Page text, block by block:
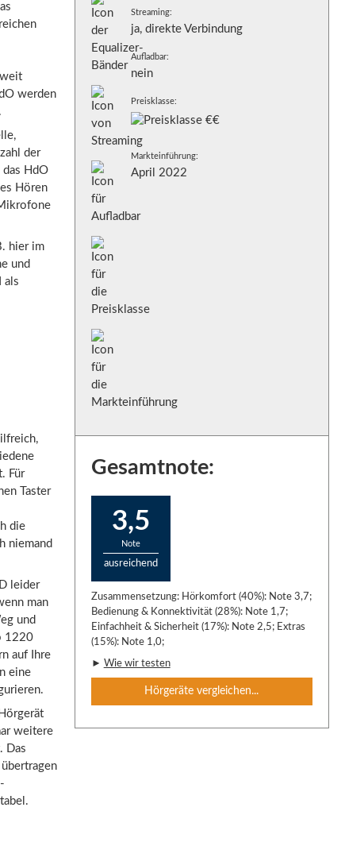
werden
der
HdO
Hören
hier im
und
als
Für
Taster
die
niemand
leider
man
und
1220
auf Ihre
eine
weitere
Das
Streaming:
ja, direkte Verbindung
Aufladbar:
nein
Preisklasse:
Markteinführung:
April 2022
Gesamtnote:
3,5
Note
ausreichend
Zusammensetzung: Hörkomfort (40%): Note 3,7;
Bedienung & Konnektivität (28%): Note 1,7;
Einfachheit & Sicherheit (17%): Note 2,5; Extras
(15%): Note 1,0;
► Wie wir testen
Hörgeräte vergleichen...